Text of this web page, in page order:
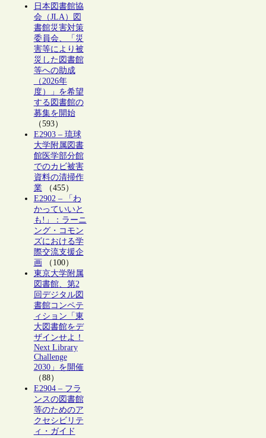
日本図書館協
会（JLA）図
書館災害対策
委員会、「災
害等により被
災した図書館
等への助成
（2026年
度）」を希望
する図書館の
募集を開始
（593）
E2903 – 琉球
大学附属図書
館医学部分館
でのカビ被害
資料の清掃作
業（455）
E2902 – 「わ
かっていいと
も!」：ラーニ
ング・コモン
ズにおける学
際交流支援企
画 （100）
東京大学附属
図書館、第2
回デジタル図
書館コンペテ
ィション「東
大図書館をデ
ザインせよ！
Next Library
Challenge
2030」を開催
（88）
E2904 – フラ
ンスの図書館
等のためのア
クセシビリテ
ィ・ガイド